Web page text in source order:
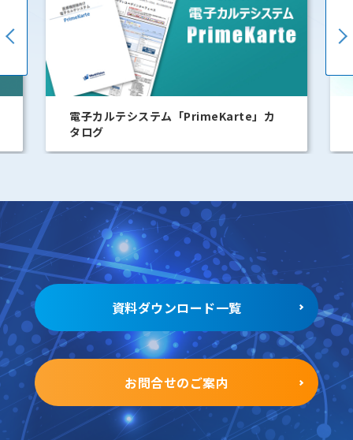
」カ
ARTERIA AXIA看護勤務管理システ
資料ダウンロード一覧
お問合せのご案内